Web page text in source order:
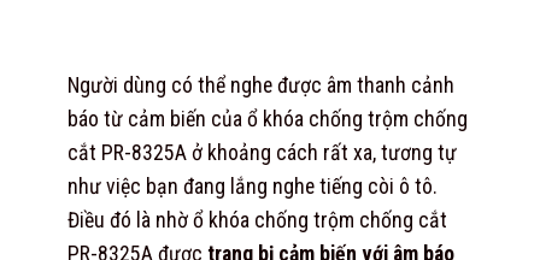
Người dùng có thể nghe được âm thanh cảnh
báo từ cảm biến của ổ khóa chống trộm chống
cắt PR-8325A ở khoảng cách rất xa, tương tự
như việc bạn đang lắng nghe tiếng còi ô tô.
Điều đó là nhờ ổ khóa chống trộm chống cắt
PR-8325A được trang bị cảm biến với âm báo